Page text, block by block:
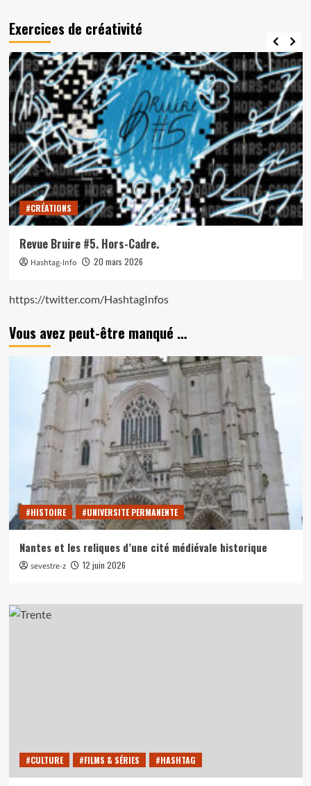
Exercices de créativité
#CRÉATIONS
Revue Bruire #5. Hors-Cadre.
Hashtag-Info 20 mars 2026
https://twitter.com/HashtagInfos
Vous avez peut-être manqué …
#HISTOIRE #UNIVERSITE PERMANENTE
Nantes et les reliques d’une cité médiévale historique
sevestre-z 12 juin 2026
#CULTURE #FILMS & SÉRIES #HASHTAG